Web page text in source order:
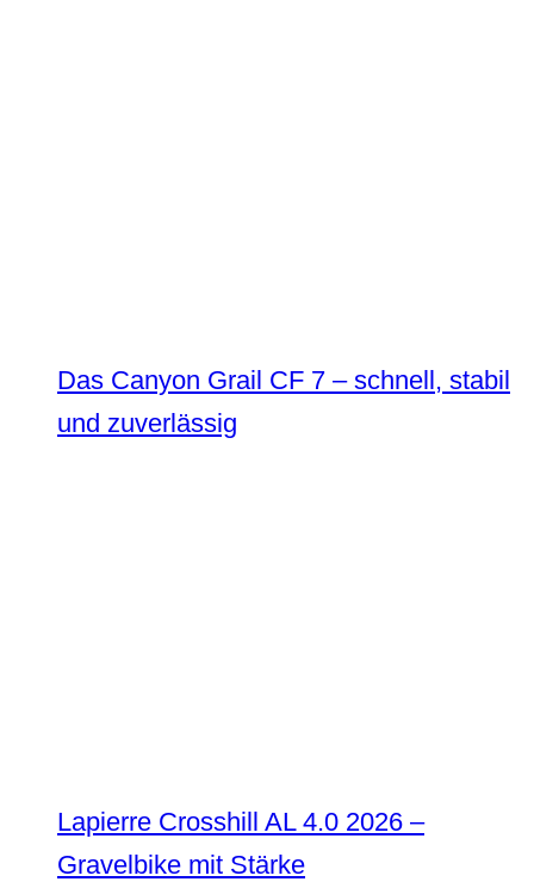
Das Canyon Grail CF 7 – schnell, stabil
und zuverlässig
Lapierre Crosshill AL 4.0 2026 –
Gravelbike mit Stärke